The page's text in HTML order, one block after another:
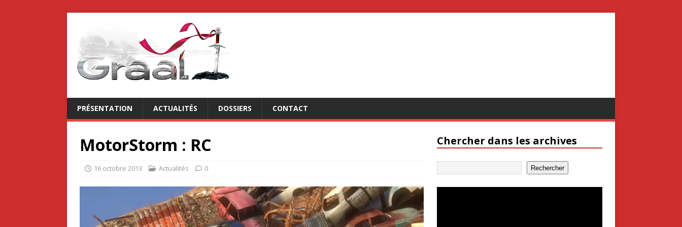
PRÉSENTATION ACTUALITÉS DOSSIERS CONTACT
MotorStorm : RC
16 octobre 2013 Actualités 0
Chercher dans les archives
Rechercher